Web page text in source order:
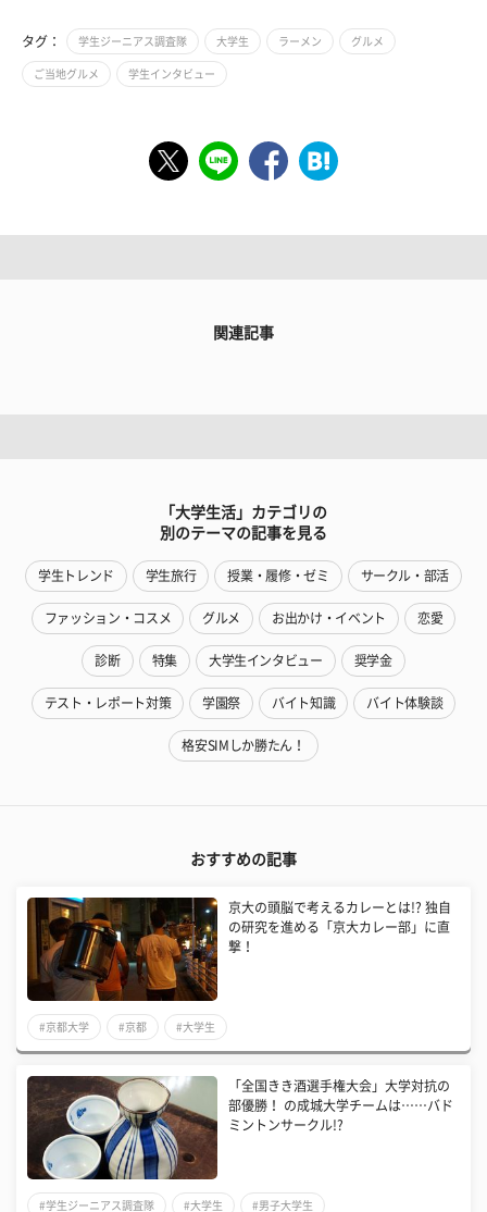
タグ： 学生ジーニアス調査隊 大学生 ラーメン グルメ
ご当地グルメ 学生インタビュー
関連記事
「大学生活」カテゴリの
別のテーマの記事を見る
学生トレンド 学生旅行 授業・履修・ゼミ サークル・部活
ファッション・コスメ グルメ お出かけ・イベント 恋愛
診断 特集 大学生インタビュー 奨学金
テスト・レポート対策 学園祭 バイト知識 バイト体験談
格安SIMしか勝たん！
おすすめの記事
京大の頭脳で考えるカレーとは!? 独自
の研究を進める「京大カレー部」に直
撃！
#京都大学 #京都 #大学生
「全国きき酒選手権大会」大学対抗の
部優勝！ の成城大学チームは……バド
ミントンサークル!?
#学生ジーニアス調査隊 #大学生 #男子大学生